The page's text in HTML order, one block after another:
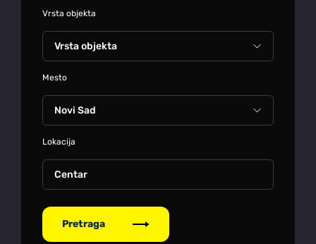
Vrsta objekta
Mesto
Lokacija
Centar
Pretraga